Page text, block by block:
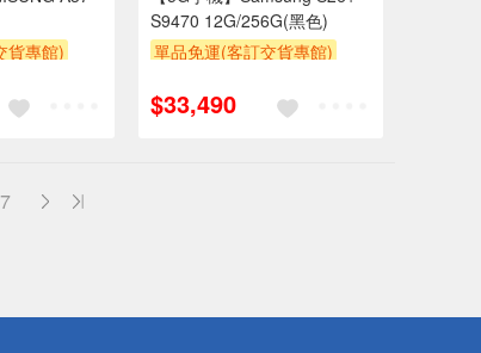
貨專館)
S9470 12G/256G(黑色)
單品免運(客訂交貨專館)
$33,490
7